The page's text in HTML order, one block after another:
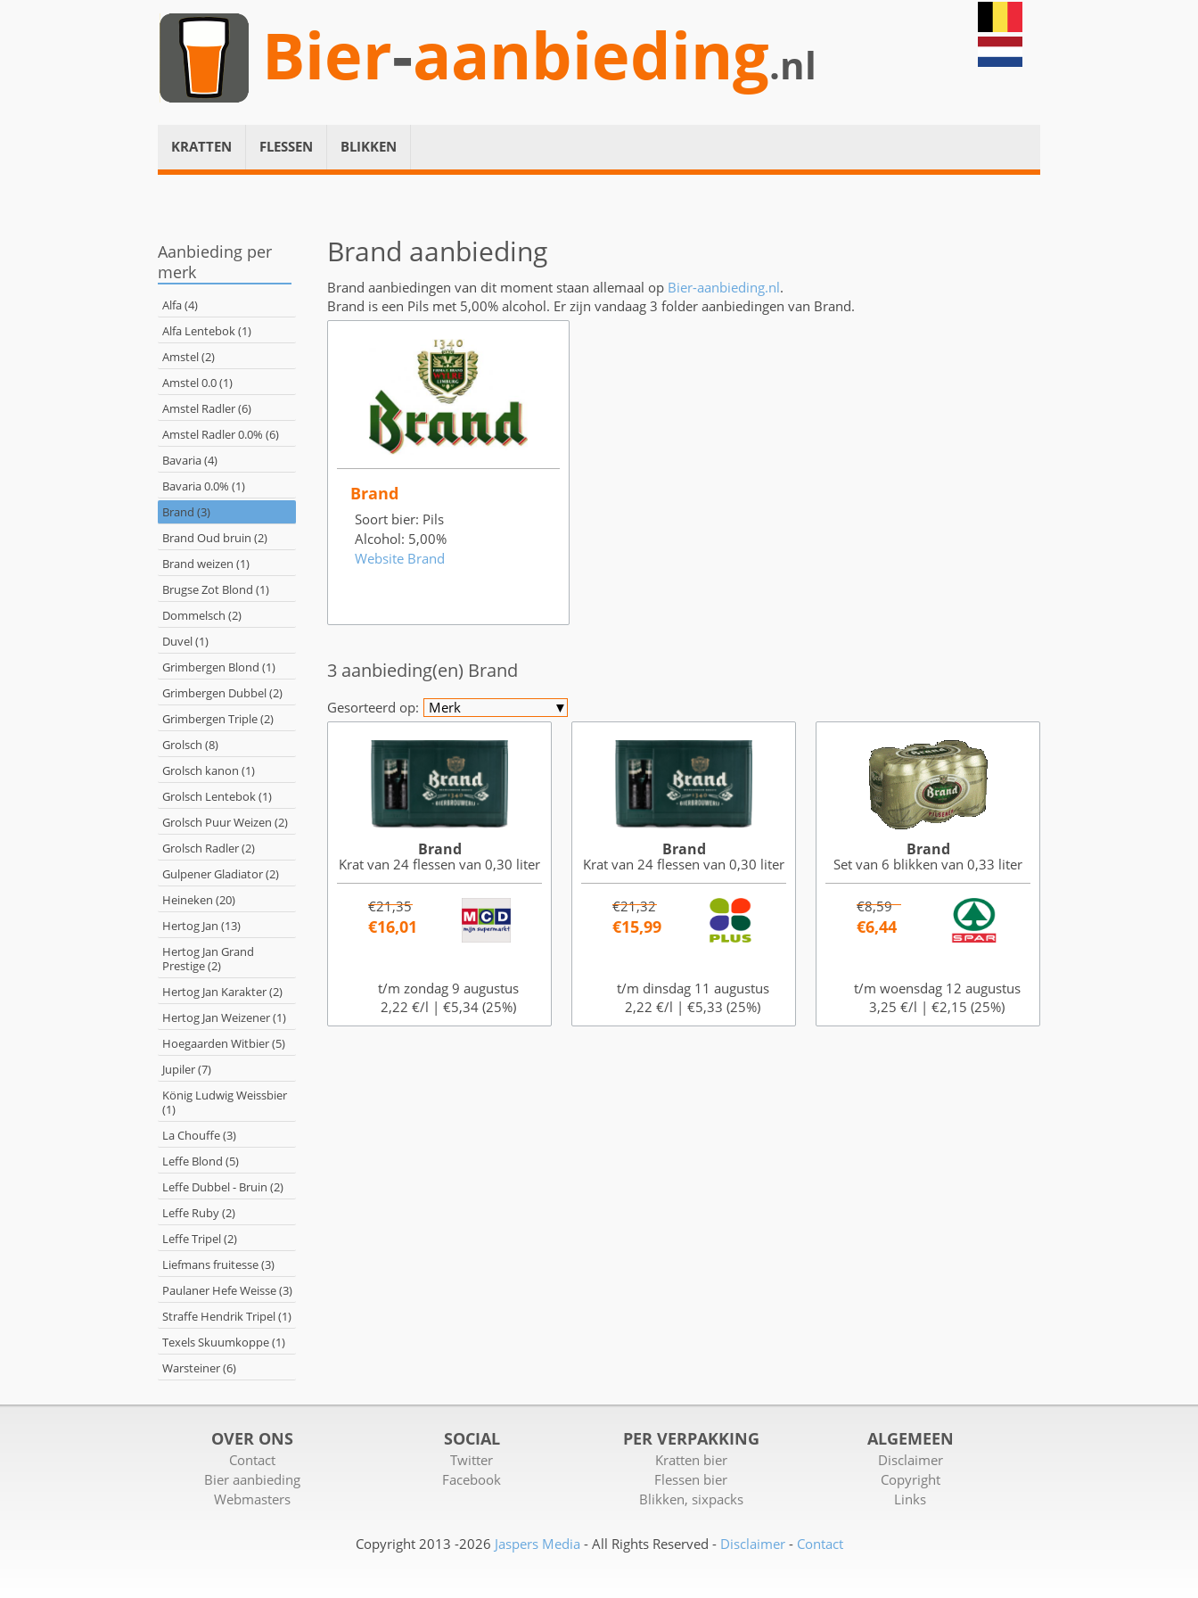
Bier-aanbieding.nl
KRATTEN FLESSEN BLIKKEN
Aanbieding per
merk
Alfa (4)
Alfa Lentebok (1)
Amstel (2)
Amstel 0.0 (1)
Amstel Radler (6)
Amstel Radler 0.0% (6)
Bavaria (4)
Bavaria 0.0% (1)
Brand (3)
Brand Oud bruin (2)
Brand weizen (1)
Brugse Zot Blond (1)
Dommelsch (2)
Duvel (1)
Grimbergen Blond (1)
Grimbergen Dubbel (2)
Grimbergen Triple (2)
Grolsch (8)
Grolsch kanon (1)
Grolsch Lentebok (1)
Grolsch Puur Weizen (2)
Grolsch Radler (2)
Gulpener Gladiator (2)
Heineken (20)
Hertog Jan (13)
Hertog Jan Grand
Prestige (2)
Hertog Jan Karakter (2)
Hertog Jan Weizener (1)
Hoegaarden Witbier (5)
Jupiler (7)
König Ludwig Weissbier
(1)
La Chouffe (3)
Leffe Blond (5)
Leffe Dubbel - Bruin (2)
Leffe Ruby (2)
Leffe Tripel (2)
Liefmans fruitesse (3)
Paulaner Hefe Weisse (3)
Straffe Hendrik Tripel (1)
Texels Skuumkoppe (1)
Warsteiner (6)
Brand aanbieding
Brand aanbiedingen van dit moment staan allemaal op Bier-aanbieding.nl.
Brand is een Pils met 5,00% alcohol. Er zijn vandaag 3 folder aanbiedingen van Brand.
Brand
Soort bier: Pils
Alcohol: 5,00%
Website Brand
3 aanbieding(en) Brand
Gesorteerd op: Merk ▼
Brand
Krat van 24 flessen van 0,30 liter
€21,35
€16,01
t/m zondag 9 augustus
2,22 €/l | €5,34 (25%)
Brand
Krat van 24 flessen van 0,30 liter
€21,32
€15,99
t/m dinsdag 11 augustus
2,22 €/l | €5,33 (25%)
Brand
Set van 6 blikken van 0,33 liter
€8,59
€6,44
t/m woensdag 12 augustus
3,25 €/l | €2,15 (25%)
OVER ONS
Contact
Bier aanbieding
Webmasters
SOCIAL
Twitter
Facebook
PER VERPAKKING
Kratten bier
Flessen bier
Blikken, sixpacks
ALGEMEEN
Disclaimer
Copyright
Links
Copyright 2013 -2026 Jaspers Media - All Rights Reserved - Disclaimer- Contact